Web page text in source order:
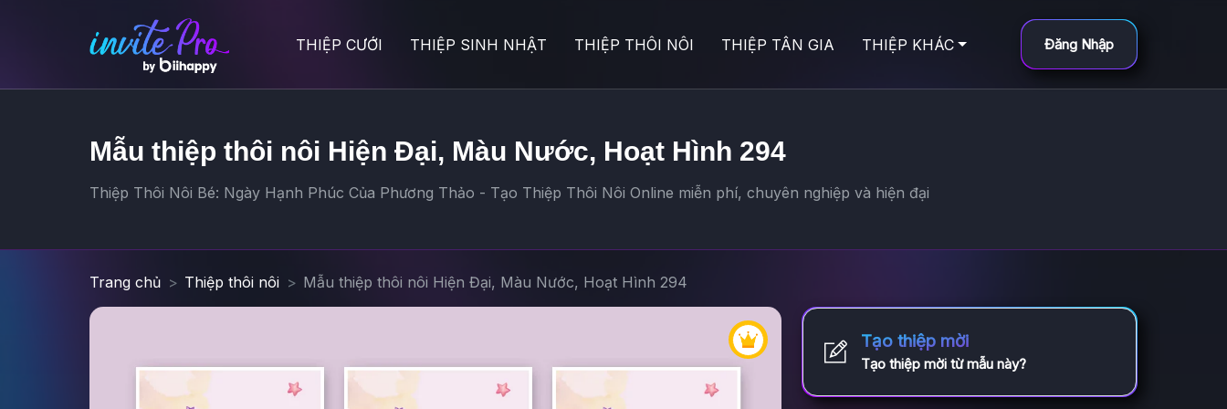
THIỆP CƯỚI THIỆP SINH NHẬT THIỆP THÔI NÔI THIỆP TÂN GIA THIỆP KHÁC Đăng Nhập
Mẫu thiệp thôi nôi Hiện Đại, Màu Nước, Hoạt Hình 294
Thiệp Thôi Nôi Bé: Ngày Hạnh Phúc Của Phương Thảo - Tạo Thiệp Thôi Nôi Online miễn phí, chuyên nghiệp và hiện đại
Trang chủ Thiệp thôi nôi Mẫu thiệp thôi nôi Hiện Đại, Màu Nước, Hoạt Hình 294
Tạo thiệp mời
Tạo thiệp mời từ mẫu này?